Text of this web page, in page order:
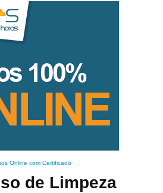
Online com Certificado
de Limpeza